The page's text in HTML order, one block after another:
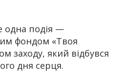
одна подія —
фондом «Твоя
заходу, який відбувся
дня серця.